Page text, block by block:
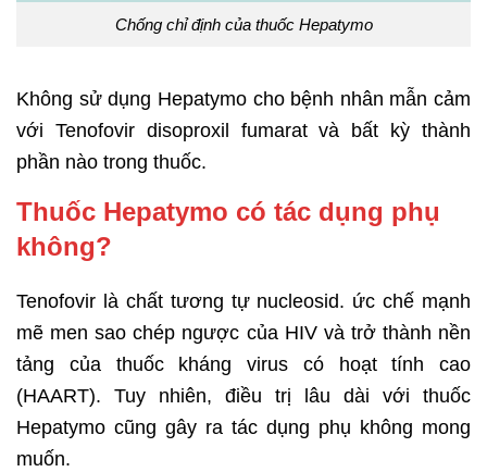
Chống chỉ định của thuốc Hepatymo
Không sử dụng Hepatymo cho bệnh nhân mẫn cảm
với Tenofovir disoproxil fumarat và bất kỳ thành
phần nào trong thuốc.
Thuốc Hepatymo có tác dụng phụ
không?
Tenofovir là chất tương tự nucleosid. ức chế mạnh
mẽ men sao chép ngược của HIV và trở thành nền
tảng của thuốc kháng virus có hoạt tính cao
(HAART). Tuy nhiên, điều trị lâu dài với thuốc
Hepatymo cũng gây ra tác dụng phụ không mong
muốn.